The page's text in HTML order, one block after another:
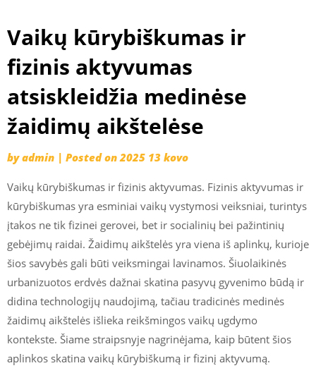
Vaikų kūrybiškumas ir
fizinis aktyvumas
atsiskleidžia medinėse
žaidimų aikštelėse
byadmin | Posted on2025 13 kovo
Vaikų kūrybiškumas ir fizinis aktyvumas. Fizinis aktyvumas ir
kūrybiškumas yra esminiai vaikų vystymosi veiksniai, turintys
įtakos ne tik fizinei gerovei, bet ir socialinių bei pažintinių
gebėjimų raidai. Žaidimų aikštelės yra viena iš aplinkų, kurioje
šios savybės gali būti veiksmingai lavinamos. Šiuolaikinės
urbanizuotos erdvės dažnai skatina pasyvų gyvenimo būdą ir
didina technologijų naudojimą, tačiau tradicinės medinės
žaidimų aikštelės išlieka reikšmingos vaikų ugdymo
kontekste. Šiame straipsnyje nagrinėjama, kaip būtent šios
aplinkos skatina vaikų kūrybiškumą ir fizinį aktyvumą.